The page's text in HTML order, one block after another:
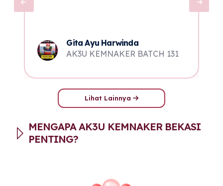
Gita Ayu Harwinda
AK3U KEMNAKER BATCH 131
Lihat Lainnya
MENGAPA AK3U KEMNAKER BEKASI
PENTING?